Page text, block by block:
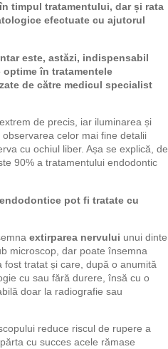
timpul tratamentului, dar și rata
efectuate cu ajutorul
este, astăzi, indispensabil
în tratamentele
de către medicul specialist
de precis, iar iluminarea și
celor mai fine detalii
cu ochiul liber. Așa se explică, de
90% a tratamentului endodontic
pot fi tratate cu
extirparea nervului unui dinte
microscop, dar poate însemna
fost tratat și care, după o anumită
cu sau fără durere, însă cu o
doar la radiografie sau
reduce riscul de rupere a
cu succes acele rămase